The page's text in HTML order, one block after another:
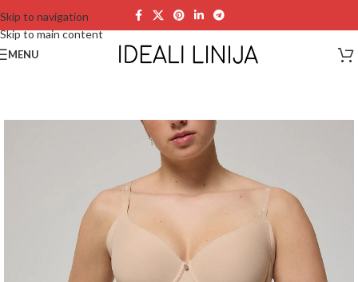
Skip to navigation
Skip to main content
MENU